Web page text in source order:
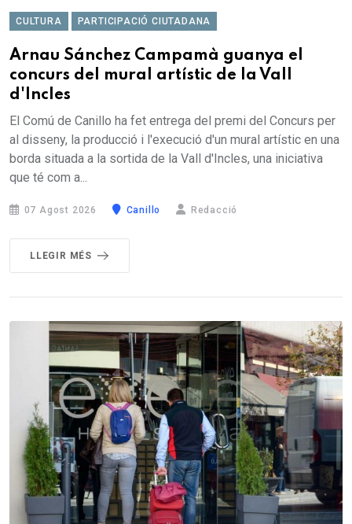
CULTURA PARTICIPACIÓ CIUTADANA
Arnau Sánchez Campamà guanya el
concurs del mural artístic de la Vall
d'Incles
El Comú de Canillo ha fet entrega del premi del Concurs per
al disseny, la producció i l'execució d'un mural artístic en una
borda situada a la sortida de la Vall d'Incles, una iniciativa
que té com a...
07 Agost 2026 Canillo Redacció
LLEGIR MÉS